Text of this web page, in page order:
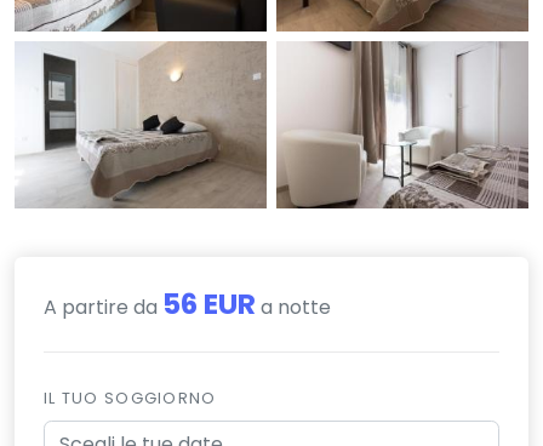
A partire da 56 EUR a notte
IL TUO SOGGIORNO